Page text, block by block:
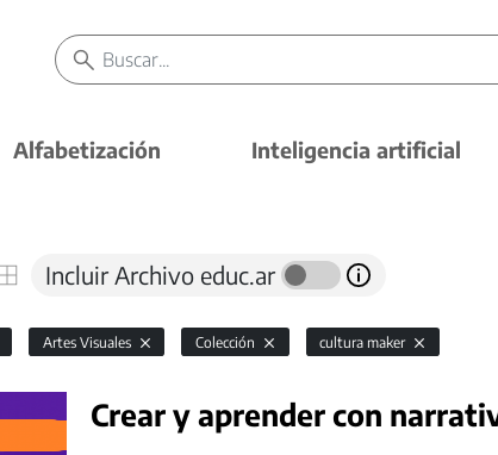
Alfabetización Inteligencia artificial
Incluir Archivo educ.ar
Artes Visuales Colección cultura maker
Crear y aprender con